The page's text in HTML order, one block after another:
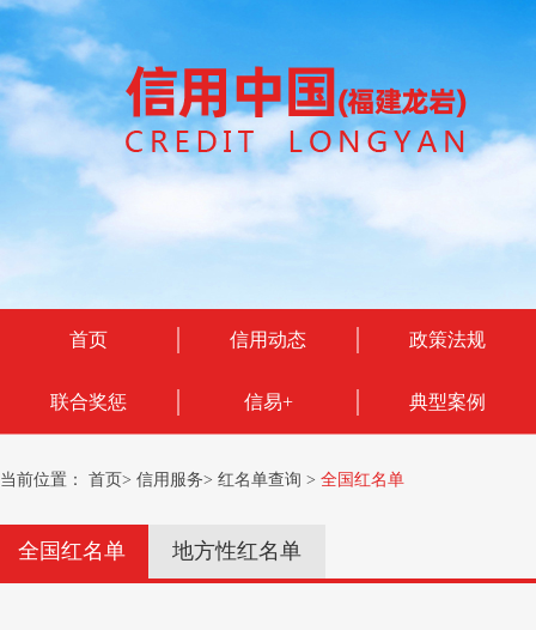
首页 信用动态 政策法规
联合奖惩 信易+ 典型案例
当前位置： 首页> 信用服务> 红名单查询 > 全国红名单
全国红名单 地方性红名单